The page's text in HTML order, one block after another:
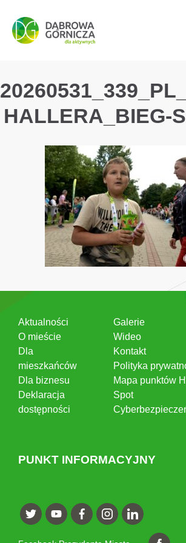
PRZEJDŹ DO MENU GŁÓWNEGO
PRZEJDŹ DO WYSZUKIWARKI
PRZEJDŹ DO TREŚCI
HALLERA_BIEG-
Aktualności
O mieście
Dla
mieszkańców
Dla biznesu
Deklaracja
dostępności
Galerie
Wideo
Kontakt
Polityka
Mapa punktów
Spot
PUNKT INFORMACYJNY